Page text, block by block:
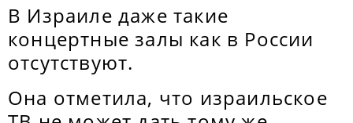
В Израиле даже такие
концертные залы как в России
отсутствуют.
Она отметила, что израильское